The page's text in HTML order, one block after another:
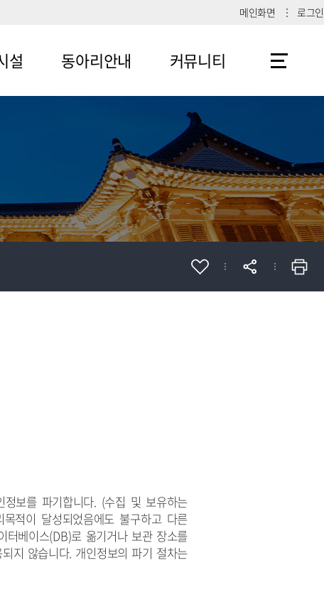
메인화면 로그인
설 동아리안내 커뮤니티
공지사항
보를 파기합니다. (수집 및 보유하는
적이 달성되었음에도 불구하고 다른
터베이스(DB)로 옮기거나 보관 장소를
지 않습니다. 개인정보의 파기 절차는